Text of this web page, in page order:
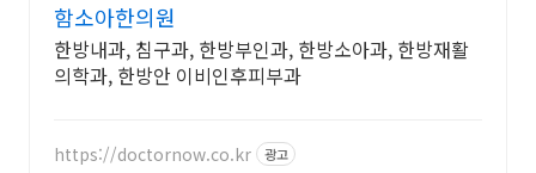
함소아한의원
한방내과, 침구과, 한방부인과, 한방소아과, 한방재활
의학과, 한방안 이비인후피부과
https://doctornow.co.kr 광고